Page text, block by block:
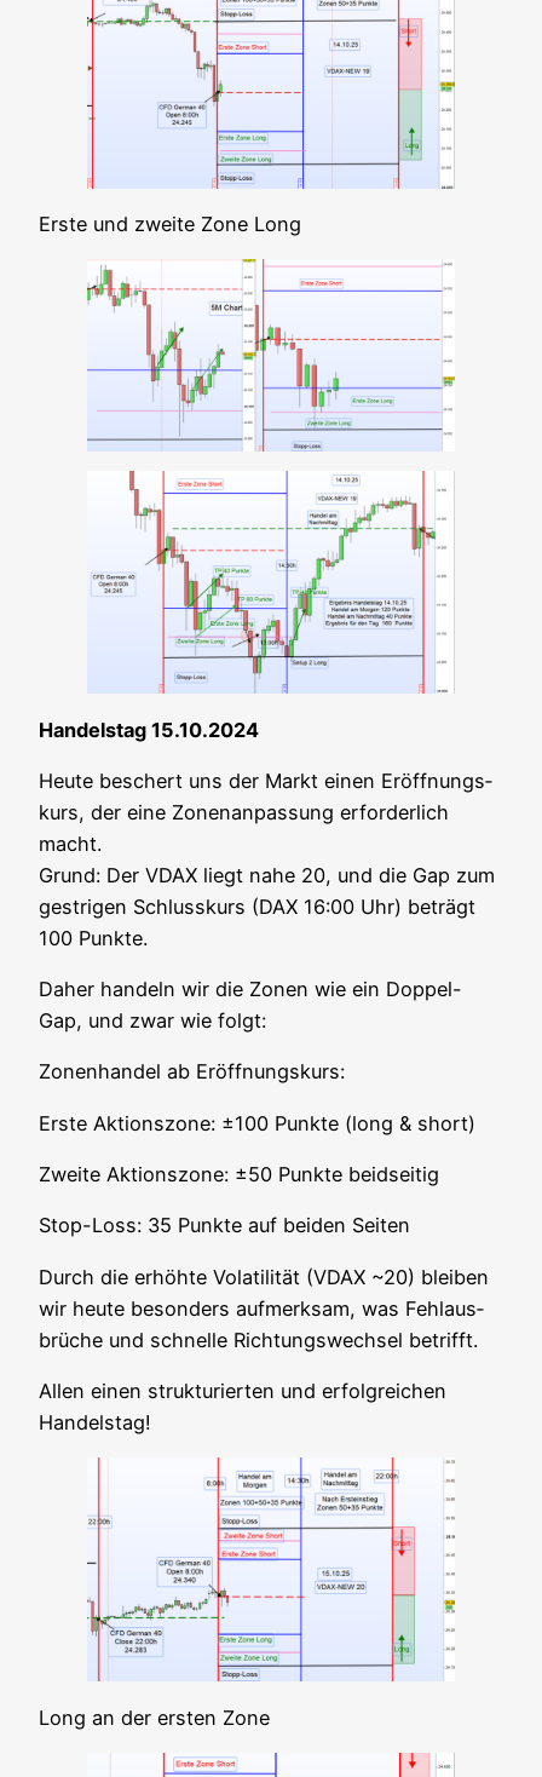
Ers­te und zwei­te Zone Long
Han­dels­tag 15.10.2024
Heu­te beschert uns der Markt einen Eröff­nungs­
kurs, der eine Zonen­an­pas­sung erfor­der­lich
macht.
Grund: Der VDAX liegt nahe 20, und die Gap zum
gest­ri­gen Schluss­kurs (DAX 16:00 Uhr) beträgt
100 Punkte.
Daher han­deln wir die Zonen wie ein Dop­pel-
Gap, und zwar wie folgt:
Zonen­han­del ab Eröffnungskurs:
Ers­te Akti­ons­zo­ne: ±100 Punk­te (long & short)
Zwei­te Akti­ons­zo­ne: ±50 Punk­te beidseitig
Stop-Loss: 35 Punk­te auf bei­den Seiten
Durch die erhöh­te Vola­ti­li­tät (VDAX ~20) blei­ben
wir heu­te beson­ders auf­merk­sam, was Fehl­aus­
brü­che und schnel­le Rich­tungs­wech­sel betrifft.
Allen einen struk­tu­rier­ten und erfolg­rei­chen
Handelstag!
Long an der ers­ten Zone